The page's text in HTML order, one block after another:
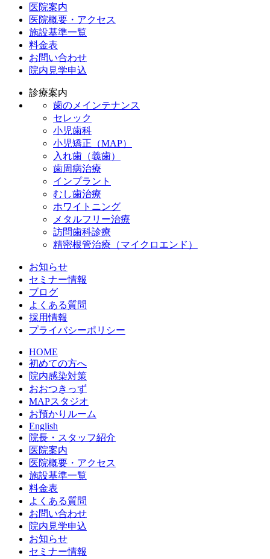
医院案内
医院概要・アクセス
施設基準一覧
料金表
お問い合わせ
院内見学申込
診療案内
歯のメインテナンス
セレック
小児歯科
小児矯正（MAP）
入れ歯（義歯）
歯周病治療
インプラント
むし歯治療
ホワイトニング
メタルフリー治療
訪問歯科診療
精密根管治療（マイクロエンド）
お知らせ
セミナー情報
ブログ
よくある質問
採用情報
プライバシーポリシー
HOME
初めての方へ
院内感染対策
おおつきっず
MAPスタジオ
お預かりルーム
English
院長・スタッフ紹介
医院案内
医院概要・アクセス
施設基準一覧
料金表
よくある質問
お問い合わせ
院内見学申込
お知らせ
セミナー情報